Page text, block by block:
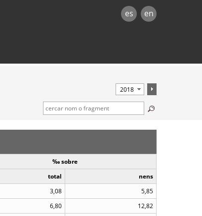
es en
‰ sobre
total
nens
3,08
5,85
6,80
12,82